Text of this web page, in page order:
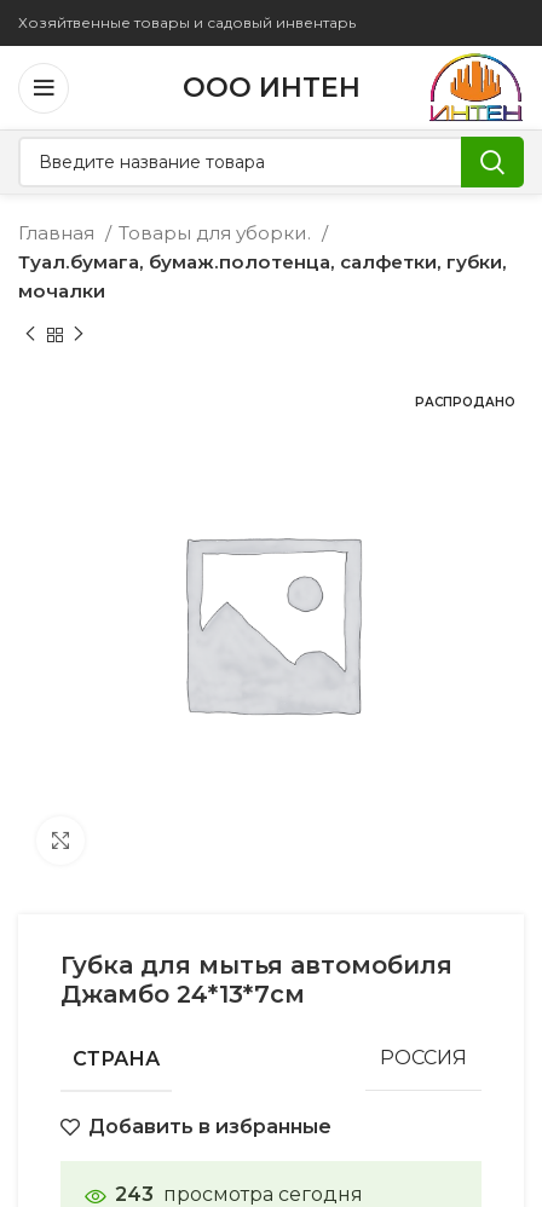
Хозяйтвенные товары и садовый инвентарь
ООО ИНТЕН
Главная
Товары для уборки.
Туал.бумага, бумаж.полотенца, салфетки, губки,
мочалки
РАСПРОДАНО
Губка для мытья автомобиля
Джамбо 24*13*7см
СТРАНА РОССИЯ
Добавить в избранные
243 просмотра сегодня